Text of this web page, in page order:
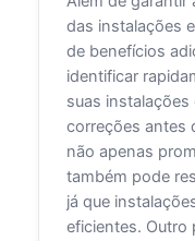
das instalações
de benefícios
identificar
suas
correções antes
não apenas
também pode
já que
eficientes. Outro